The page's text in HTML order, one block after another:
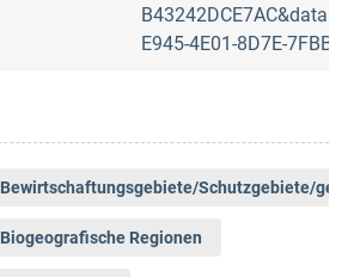
E945-4E01-8D7E-
Bewirtschaftungsgebiete/Schutzgebiete/
Biogeografische Regionen